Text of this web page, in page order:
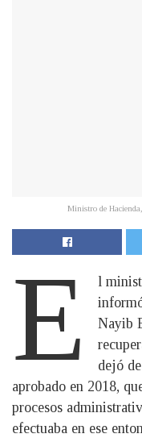
Ministro de
E
l
Nayib
dejó
aprobado en 2018,
procesos
efectuaba en ese